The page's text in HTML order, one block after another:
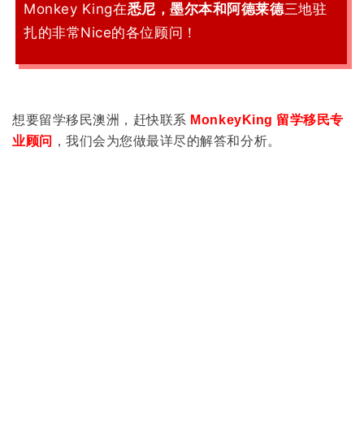
Monkey King在悉尼，墨尔本和阿德莱德三地驻
扎的非常Nice的各位顾问！
想要留学移民澳洲，赶快联系 MonkeyKing 留学移民专
业顾问 ，我们会为您做最详尽的解答和分析。